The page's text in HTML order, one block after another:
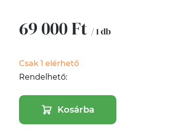
69 000 Ft / 1 db
Csak 1 elérhető
Rendelhető:
Kosárba